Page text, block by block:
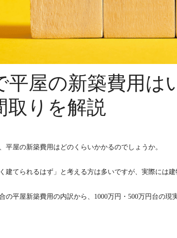
平屋の新築費用は
取りを解説
平屋の新築費用はどのくらいかかるのでしょうか。
建てられるはず」と考える方は多いですが、実際には
の平屋新築費用の内訳から、1000万円・500万円台の現